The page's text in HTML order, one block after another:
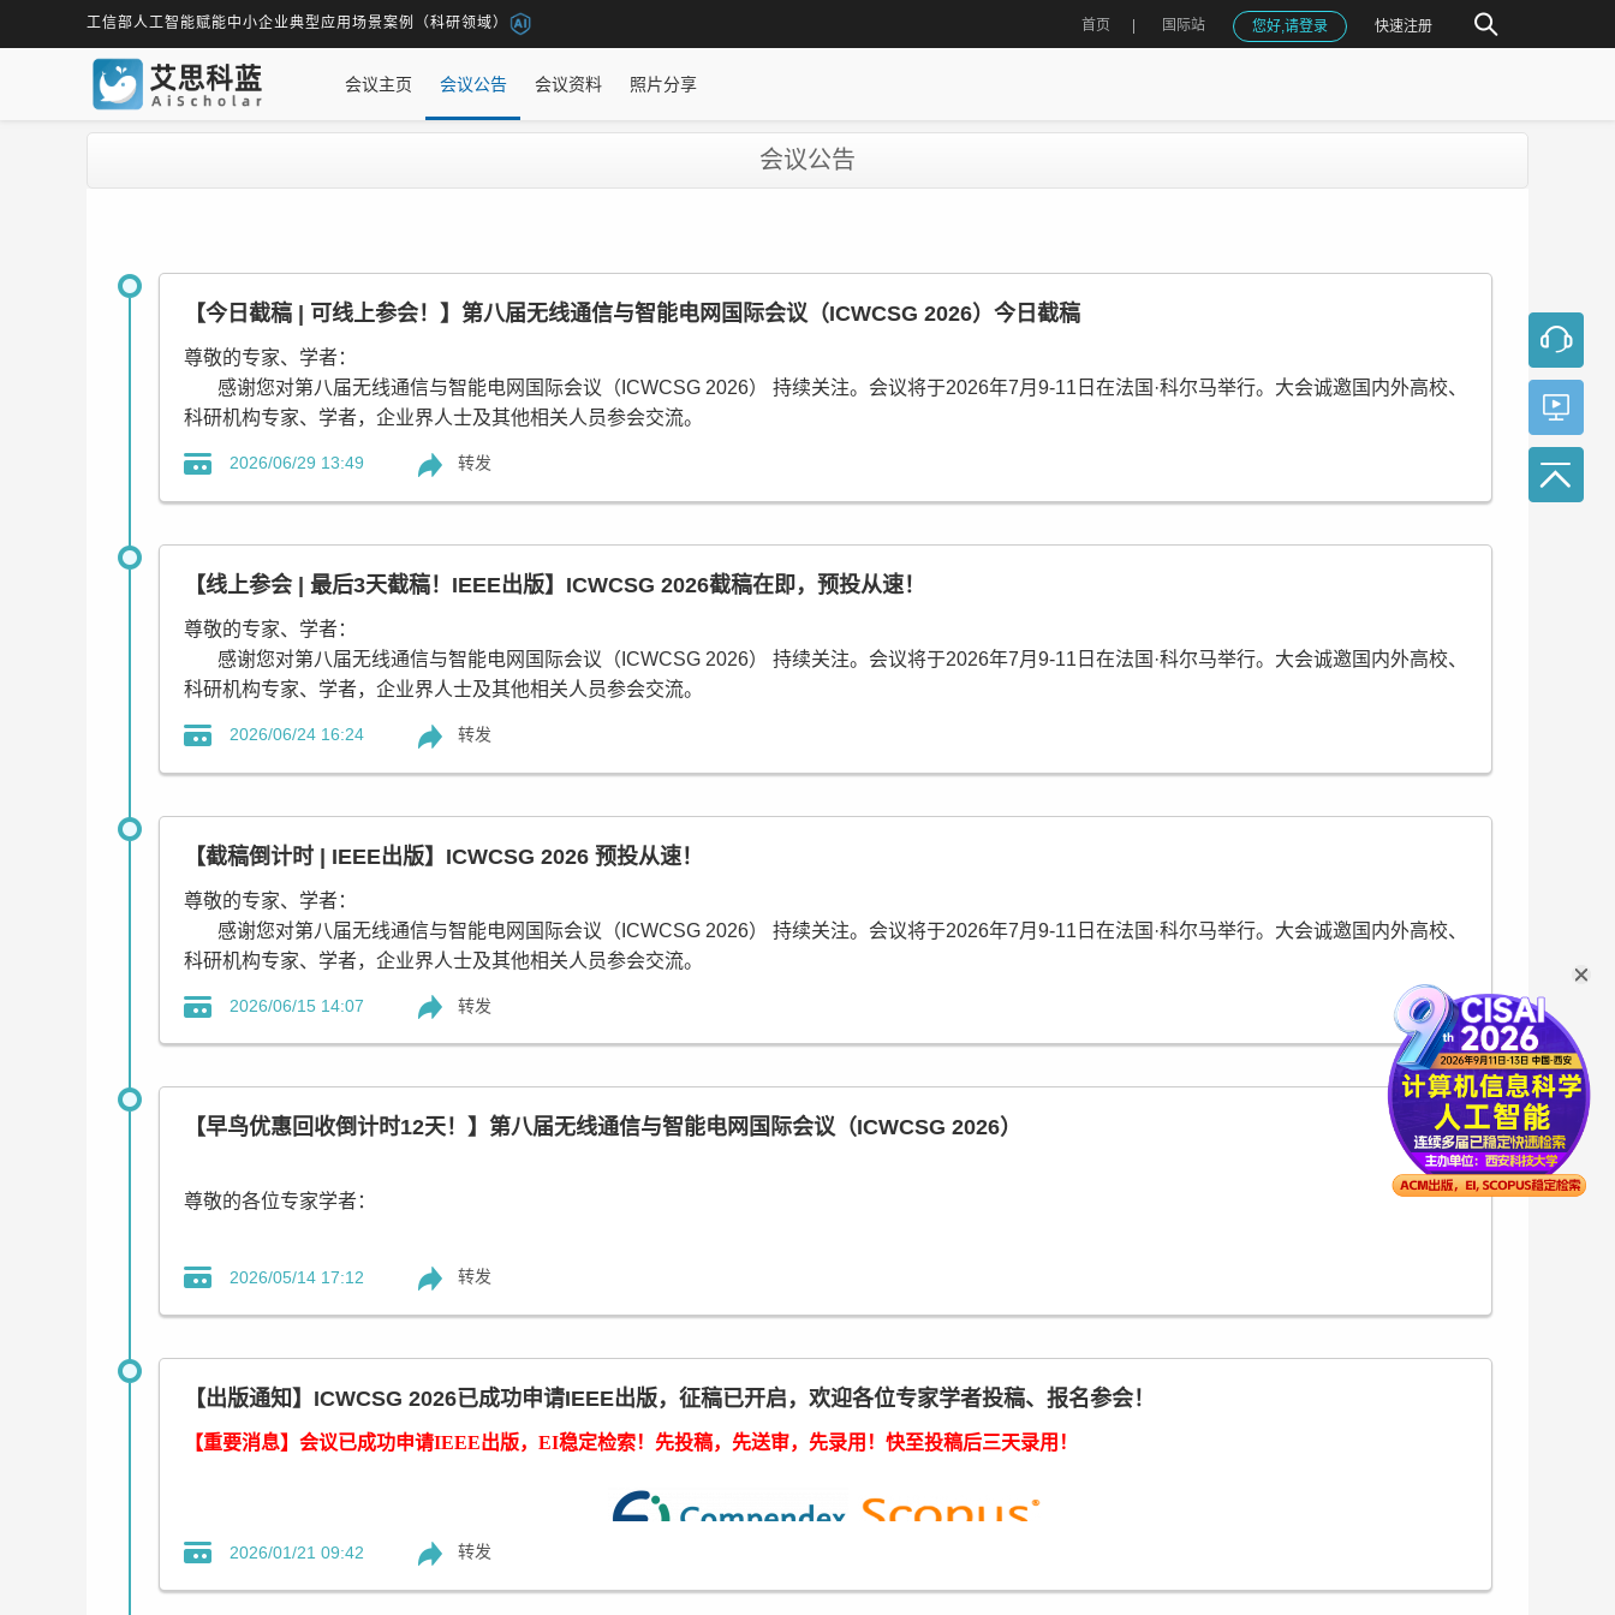
工信部人工智能赋能中小企业典型应用场景案例（科研领域） 首页 国际站 您好,请登录 快速注册
会议主页 会议公告 会议资料 照片分享
会议公告
【今日截稿 | 可线上参会！】第八届无线通信与智能电网国际会议（ICWCSG 2026）今日截稿
尊敬的专家、学者：
感谢您对第八届无线通信与智能电网国际会议（ICWCSG 2026） 持续关注。会议将于2026年7月9-11日在法国·科尔马举行。大会诚邀国内外高校、
科研机构专家、学者，企业界人士及其他相关人员参会交流。
所有投稿至ICWCSG 2026的论文都必须经过2-3位组委会专家审稿，经过严格的审稿之后，最终所录用的论文将由
出版，收录进IEEE Xplore数据库，出版后提交EI Compendex, Scopus检索。
会议最终截稿日期：6月29日23:59分！！可线上参会！
征稿主题
*其他相关主题均可
ICWCSG 2026 会议秘书
Pearl Wu | 吴秘书 (邀请码：W588）
联系手机(微信)：+86-15217204403
QQ：3309133821
2026/06/29 13:49 转发
【线上参会 | 最后3天截稿！IEEE出版】ICWCSG 2026截稿在即，预投从速！
尊敬的专家、学者：
感谢您对第八届无线通信与智能电网国际会议（ICWCSG 2026） 持续关注。会议将于2026年7月9-11日在法国·科尔马举行。大会诚邀国内外高校、
科研机构专家、学者，企业界人士及其他相关人员参会交流。
所有投稿至ICWCSG 2026的论文都必须经过2-3位组委会专家审稿，经过严格的审稿之后，最终所录用的论文将由
出版，收录进IEEE Xplore数据库，出版后提交EI Compendex, Scopus检索。
会议最终截稿日期：6月26日23:59分！！
距离最终截稿日期还有3天！可线上参会！
征稿主题
*其他相关主题均可
【论文投稿请点击】
联系我们：
联系手机(微信)：+86-15217204403
2026/06/24 16:24 转发
【截稿倒计时 | IEEE出版】ICWCSG 2026 预投从速！
尊敬的专家、学者：
感谢您对第八届无线通信与智能电网国际会议（ICWCSG 2026） 持续关注。会议将于2026年7月9-11日在法国·科尔马举行。大会诚邀国内外高校、
科研机构专家、学者，企业界人士及其他相关人员参会交流。
所有投稿至ICWCSG 2026的论文都必须经过2-3位组委会专家审稿，经过严格的审稿之后，最终所录用的论文将由
IEEE(ISBN:979-8-3315-8322-4)
出版，收录进IEEE Xplore数据库，出版后提交EI Compendex, Scopus检索。
会议第三轮截稿时间：6月19日23:59分！！
距离第三截稿日期还有5天！
征稿主题
【论文投稿请点击】
联系我们：
Pearl Wu | 吴秘书 (邀请码：W588）
2026/06/15 14:07 转发
【早鸟优惠回收倒计时12天！】第八届无线通信与智能电网国际会议（ICWCSG 2026）
尊敬的各位专家学者：
第八届无线通信与智能电网国际会议（ICWCSG 2026） 将于2026年7月9日-11日在法国 · 科尔马举行。
ICWCSG 2026会议旨在为全球的学者、研究人员和行业专家提供一个平台，共同探讨无线通信技术在智能电网领域的应用和发展趋势。我们邀请了来自
不同领域的知名专家学者在会议上发表主题演讲，分享最新的研究成果和心得体会。同时，我们也欢迎广大研究爱好者积极参加，共同交流学习心得和
望通过这次会议，能够促进学术界与产业界的合作与交流，推动无线通信技术与智能电网的进一步发展。
投稿链接：https://www.ais.cn/attendees/paperSubmit/YQUUI2
1、确认出版：确定IEEE出版，征稿范围广，检索非常稳定！
2、早鸟优惠：2026年5月26日23:59前投稿，直接享受早鸟优惠价！
2026/05/14 17:12 转发
【出版通知】ICWCSG 2026已成功申请IEEE出版，征稿已开启，欢迎各位专家学者投稿、报名参会！
【重要消息】会议已成功申请IEEE出版，EI稳定检索！ 先投稿，先送审，先录用！快至投稿后三天录用！
2026 8th International Conference on Wireless Communications and Smart Grid
2026/01/21 09:42 转发